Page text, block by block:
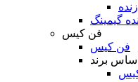
گیمینگ
فن کیس
فن کیس
برند